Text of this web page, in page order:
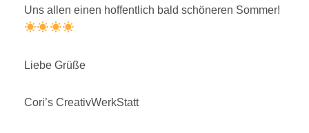
Uns allen einen hoffentlich bald schöneren Sommer!
Liebe Grüße
Cori’s CreativWerkStatt